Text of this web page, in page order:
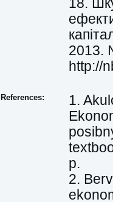
18.
2013.
http://
References:
1.
p.
2.